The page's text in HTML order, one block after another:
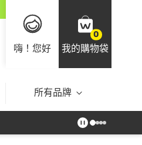
嗨！您好
0
我的購物袋
所有品牌